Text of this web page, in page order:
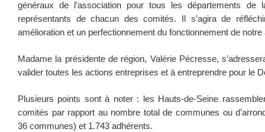
généraux de l’association pour tous les départements de
représentants de chacun des comités. Il s’agira de
amélioration et un perfectionnement du fonctionnement de
Madame la présidente de région, Valérie Pécresse,
valider toutes les actions entreprises et à entreprendre pour le
Plusieurs points sont à noter : les Hauts-de-Seine
comités par rapport au nombre total de communes ou
36 communes) et 1.743 adhérents.